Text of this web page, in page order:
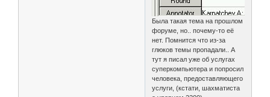
Была такая тема на прошлом
форуме, но.. почему-то её
нет. Помнится что из-за
глюков темы пропадали.. А
тут я писал уже об услугах
суперкомпьютера и попросил
человека, предоставляющего
услуги, (кстати, шахматиста